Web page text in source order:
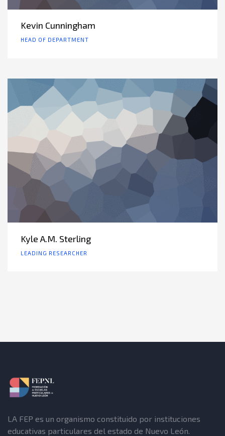
Kevin Cunningham
HEAD OF DEPARTMENT
Kyle A.M. Sterling
LEADING RESEARCHER
LA FEP es un organismo constituido por instituciones
educativas particulares del estado de Nuevo León.